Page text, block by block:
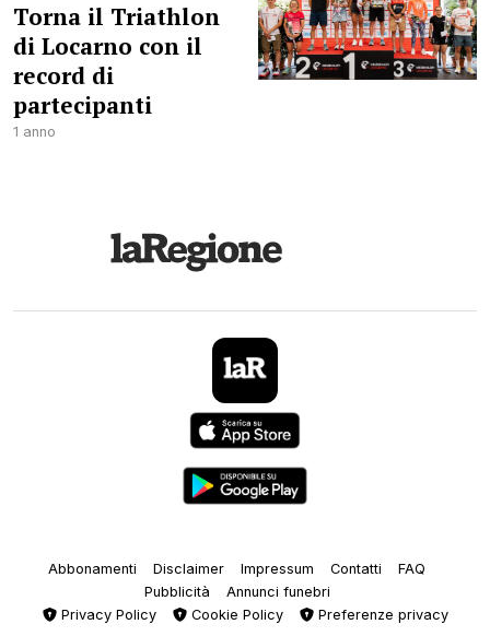
Torna il Triathlon
di Locarno con il
record di
partecipanti
1 anno
Abbonamenti Disclaimer Impressum Contatti
FAQ
Pubblicità
Annunci funebri
Privacy Policy
Cookie Policy Preferenze privacy